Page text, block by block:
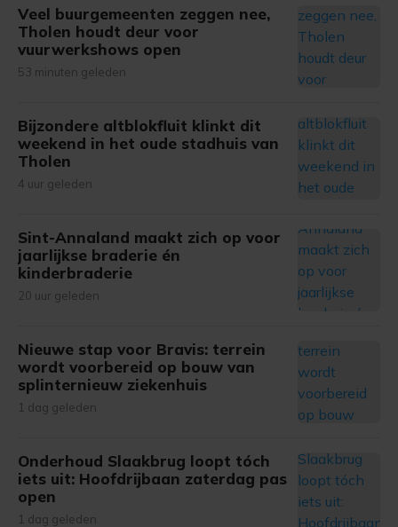
Veel buurgemeenten zeggen nee,
Tholen houdt deur voor
vuurwerkshows open
53 minuten geleden
Bijzondere altblokfluit klinkt dit
weekend in het oude stadhuis van
Tholen
4 uur geleden
Sint-Annaland maakt zich op voor
jaarlijkse braderie én
kinderbraderie
20 uur geleden
Nieuwe stap voor Bravis: terrein
wordt voorbereid op bouw van
splinternieuw ziekenhuis
1 dag geleden
Onderhoud Slaakbrug loopt tóch
iets uit: Hoofdrijbaan zaterdag pas
open
1 dag geleden